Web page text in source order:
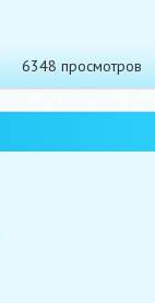
6348 просмотров